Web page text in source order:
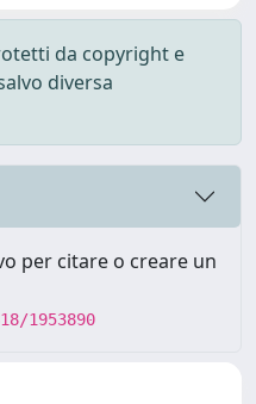
da copyright e
diversa
per citare o creare un
1953890